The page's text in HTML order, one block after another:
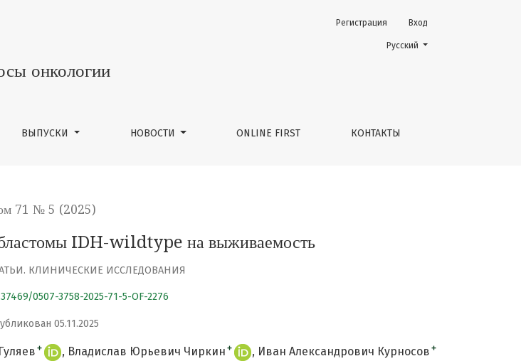
онкологии
ВЫПУСКИ НОВОСТИ ONLINE FIRST КОНТАКТЫ
Регистрация Вход
Change the language. The
Русский
71 № 5 (2025)
IDH-wildtype на выживаемость
КЛИНИЧЕСКИЕ ИССЛЕДОВАНИЯ
0507-3758-2025-71-5-OF-2276
05.11.2025
+ Владислав Юрьевич Чиркин + Иван Александрович Курносов +